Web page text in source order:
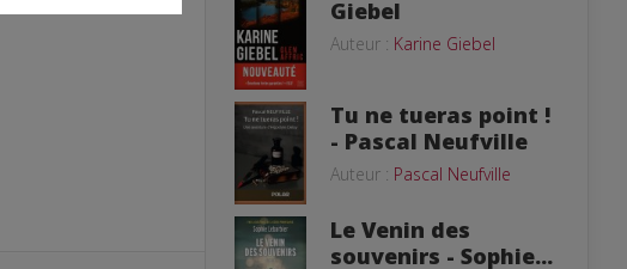
Giebel
Auteur : Karine Giebel
Tu ne tueras point !
- Pascal Neufville
Auteur : Pascal Neufville
Le Venin des
souvenirs - Sophie...